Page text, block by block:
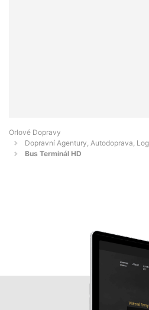
Orlové Dopravy
Dopravní Agentury, Autodoprava,
Bus Terminál HD